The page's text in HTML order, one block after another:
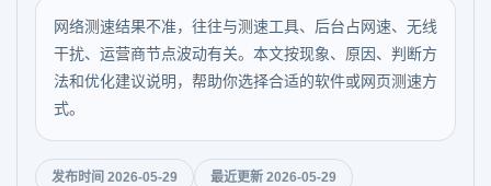
网络测速结果不准，往往与测速工具、后台占网速、无线
干扰、运营商节点波动有关。本文按现象、原因、判断方
法和优化建议说明，帮助你选择合适的软件或网页测速方
式。
发布时间 2026-05-29 最近更新 2026-05-29